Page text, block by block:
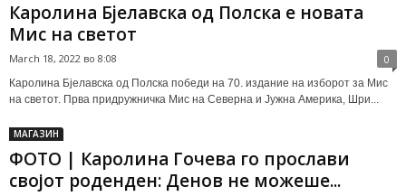
Каролина Бjелавска од Полска е новата
Мис на светот
March 18, 2022 во 8:08 0
Каролина Бjелавска од Полска победи на 70. издание на изборот за Мис
на светот. Прва придружничка Мис на Северна и Јужна Америка, Шри...
МАГАЗИН
ФОТO | Каролина Гочева го прослави
својот роденден: Денов не можеше...